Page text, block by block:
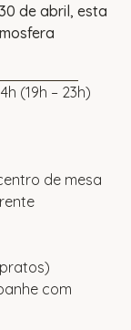
de abril, esta
(19h – 23h)
de mesa
com